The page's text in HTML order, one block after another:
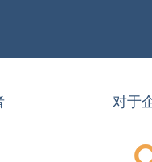
对于